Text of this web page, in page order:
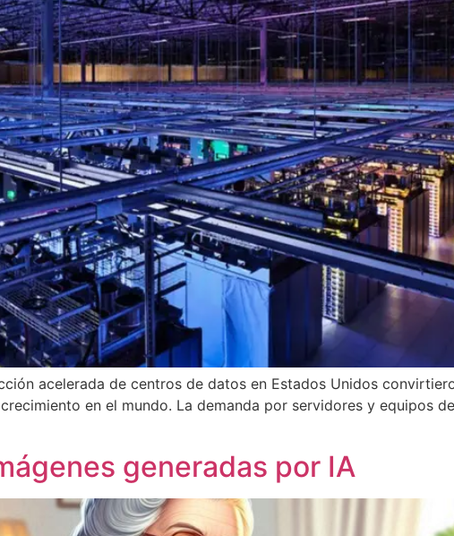
acelerada de centros de datos en Estados Unidos
en el mundo. La demanda por servidores y equipos
generadas por IA